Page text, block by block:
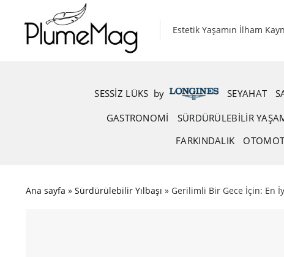
content
Estetik Yaşamın İlham
SESSIZ LÜKS by SEYAHAT
GASTRONOMI
SÜRDÜRÜLEBILIR
FARKINDALIK
Ana sayfa » Sürdürülebilir Yılbaşı » Gerilimli Bir Gece İçin: En